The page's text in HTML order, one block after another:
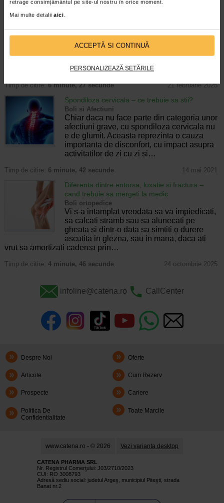
retrage consimțământul pe site-ul nostru în orice moment.
Mai multe detalii aici.
ACCEPTĂ SI CONTINUĂ
PERSONALIZEAZĂ SETĂRILE
Tendinita patelara: ce este, tratament si exercitii
Boli ortopedice
denumirea de genunchiul saritorului si
tendinita rotuliana, este o afectiune
degenerativa a tendonului patelar, frecvent
Timp de citire:6 minute, 27 secunde 21 februarie 2025
Spondiloza cervicala – ce trebuie sa stii?
Boli si Afectiuni
Chiar daca nu face parte din categoria unor
afectiuni grave, cu spondiloza cervicala nu
e de glumit. Aceasta reprezinta o cauza
importanta de disconfort, cu impact asupra
activitatilor de zi cu zi si…
Timp de citire: 6 minute, 42 secunde 14 mai 2021
Diferenta dintre entorsa, luxatie si fractura –
cand trebuie sa mergeti la medic
Boli ortopedice
Vi s-a intamplat vreodata sa va impiedicati,
sa calcati stramb sau sa alunecati pe
gheata si dintr-o data sa simtiti o durere
ascutita in glezna, sau in mana, daca ati
vrut sa amortizati caderea prin…
Timp de citire: 4 minute, 46 secunde 24 octombrie 2025
infoline@catena.ro CallCenter
Despre Noi Oferte
Articole Cum Rezerv
Prospecte Cariere
Politica De
Confidentialitate
Toate Marcile
www.catena.ro - © 2026 Vezi varianta desktop
CATENA PHARMA SRL
Nr. Registrul Comerţului: J03/2710/2023
CUI: RO 3008793
Adresă sediu social: judetul Argeş, municipiul Piteşti, strada
Banat nr.2